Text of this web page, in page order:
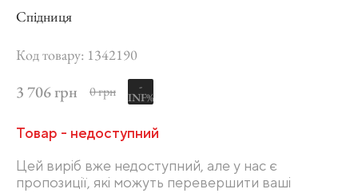
Спідниця
Код товару: 1342190
3 706 грн 0 грн -
INF%
Товар - недоступний
Цей виріб вже недоступний, але у нас є
пропозиції, які можуть перевершити ваші